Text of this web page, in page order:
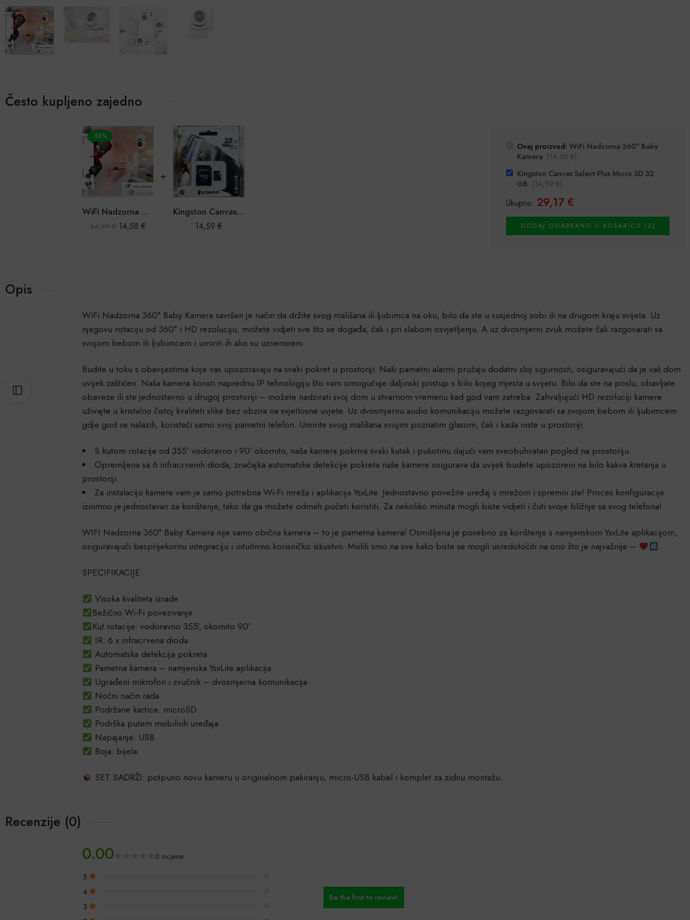
Često kupljeno zajedno
-58%
WiFi Nadzorna 360° Baby Kamera
34,99€ 14,58€
Kingston Canvas Select Plus Micro SD 32 GB
14,59€
Ovaj proizvod: WiFi Nadzorna 360° Baby
Kamera (14,58 €)
Kingston Canvas Select Plus Micro SD 32
GB (14,59 €)
Ukupno: 29,17 €
DODAJ ODABRANO U KOŠARICU (2)
Opis
WiFi Nadzorna 360° Baby Kamera savršen je način da držite svog mališana ili ljubimca na oku, bilo da ste u susjednoj sobi ili na drugom kraju svijeta. Uz
njegovu rotaciju od 360° i HD rezoluciju, možete vidjeti sve što se događa, čak i pri slabom osvjetljenju. A uz dvosmjerni zvuk možete čak razgovarati sa
svojom bebom ili ljubimcem i umiriti ih ako su uznemireni.
Budite u toku s obavijestima koje vas upozoravaju na svaki pokret u prostoriji. Naši pametni alarmi pružaju dodatni sloj sigurnosti, osiguravajući da je vaš dom
uvijek zaštićen. Naša kamera koristi naprednu IP tehnologiju što vam omogućuje daljinski pristup s bilo kojeg mjesta u svijetu. Bilo da ste na poslu, obavljate
obaveze ili ste jednostavno u drugoj prostoriji – možete nadzirati svoj dom u stvarnom vremenu kad god vam zatreba. Zahvaljujući HD rezoluciji kamere
uživajte u kristalno čistoj kvaliteti slike bez obzira na svjetlosne uvjete. Uz dvosmjernu audio komunikaciju možete razgovarati sa svojom bebom ili ljubimcem
gdje god se nalazili, koristeći samo svoj pametni telefon. Umirite svog mališana svojim poznatim glasom, čak i kada niste u prostoriji.
S kutom rotacije od 355º vodoravno i 90º okomito, naša kamera pokriva svaki kutak i pukotinu dajući vam sveobuhvatan pogled na prostoriju.
Opremljena sa 6 infracrvenih dioda, značajka automatske detekcije pokreta naše kamere osigurava da uvijek budete upozoreni na bilo kakva kretanja u
prostoriji.
Za instalaciju kamere vam je samo potrebna Wi-Fi mreža i aplikacija YsxLite. Jednostavno povežite uređaj s mrežom i spremni ste! Proces konfiguracije
iznimno je jednostavan za korištenje, tako da ga možete odmah početi koristiti. Za nekoliko minuta mogli biste vidjeti i čuti svoje bližnje sa svog telefona!
WIFI Nadzorna 360° Baby Kamera nije samo obična kamera – to je pametna kamera! Osmišljena je posebno za korištenje s namjenskom YsxLite aplikacijom,
osiguravajući besprijekornu integraciju i intuitivno korisničko iskustvo. Mislili smo na sve kako biste se mogli usredotočiti na ono što je najvažnije –
.
SPECIFIKACIJE:
Visoka kvaliteta izrade
Bežično Wi-Fi povezivanje
Kut rotacije: vodoravno 355º, okomito 90º
IR: 6 x infracrvena dioda
Automatska detekcija pokreta
Pametna kamera – namjenska YsxLite aplikacija
Ugrađeni mikrofon i zvučnik – dvosmjerna komunikacija
Noćni način rada
Podržane kartice: microSD
Podrška putem mobilnih uređaja
Napajanje: USB
Boja: bijela.
SET SADRŽI: potpuno novu kameru u originalnom pakiranju, micro-USB kabel i komplet za zidnu montažu.
Recenzije (0)
0.00 0 ocjene
5 0
4 0
3 0
Be the first to review!